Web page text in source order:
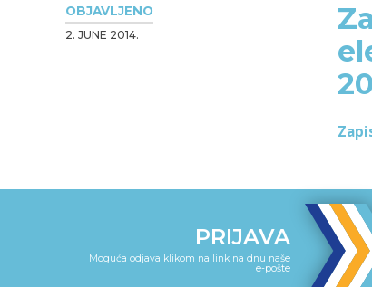
OBJAVLJENO
2. JUNE 2014.
PRIJAVA
Moguća odjava klikom na link na dnu naše
e-pošte